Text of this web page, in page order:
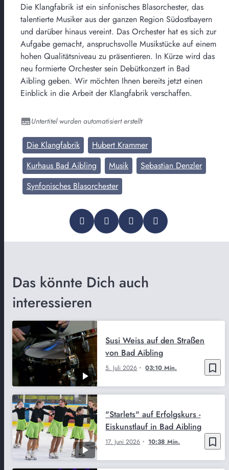
Die Klangfabrik ist ein sinfonisches Blasorchester, das
talentierte Musiker aus der ganzen Region Südostbayern
und darüber hinaus vereint. Das Orchester hat es sich zur
Aufgabe gemacht, anspruchsvolle Musikstücke auf einem
hohen Qualitätsniveau zu präsentieren. In Kürze wird das
neu formierte Orchester sein Debütkonzert in Bad
Aibling geben. Wir möchten Ihnen bereits jetzt einen
Einblick in die Arbeit der Klangfabrik verschaffen.
Untertitel wurden automatisiert erstellt
Die Klangfabrik
Hubert Krammer
Kurhaus Bad Aibling
Musik
Sebastian Denzler
Synfonisches Blasorchester
Das könnte Dich auch
interessieren
bookmark_border
5. Juli 2026 03:10 Min.
Susi Weiss auf den Straßen
von Bad Aibling
bookmark_border
17. Juni 2026 10:38 Min.
"Starlets" auf Erfolgskurs -
Eiskunstlauf in Bad Aibling